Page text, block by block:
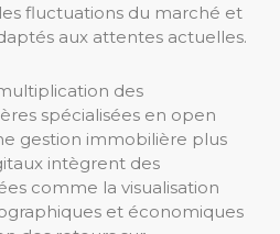
fluctuations du marché et
aux attentes actuelles.
des
spécialisées en open
gestion immobilière plus
intègrent des
comme la visualisation
et économiques